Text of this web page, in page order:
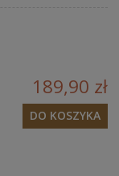
189,90 zł
DO KOSZYKA